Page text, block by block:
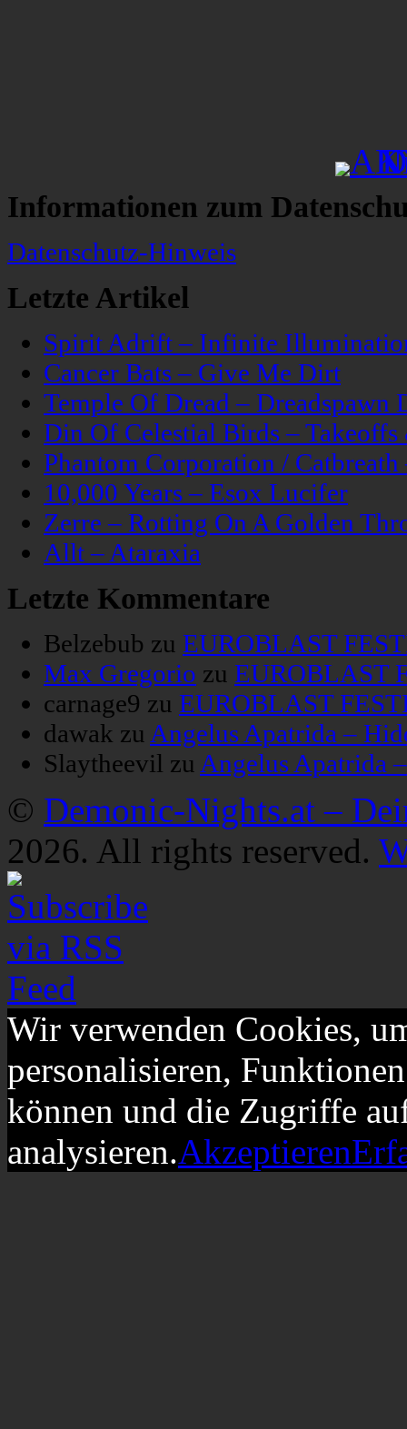
Informationen zum
Datenschutz-Hinweis
Letzte Artikel
Spirit Adrift – Infinite
Cancer Bats – Give Me Dirt
Temple Of Dread – Dreadspawn
Din Of Celestial Birds –
Phantom Corporation /
10,000 Years – Esox Lucifer
Zerre – Rotting On A Golden
Allt – Ataraxia
Letzte Kommentare
Belzebub zu EUROBLAST
Max Gregorio zu EUROBLAST
carnage9 zu EUROBLAST
dawak zu Angelus Apatrida –
Slaytheevil zu Angelus Apatrida
© Demonic-Nights.at –
2026. All rights reserved.
Wir verwenden Cookies,
personalisieren,
können und die Zugriffe
analysieren.Akzeptieren